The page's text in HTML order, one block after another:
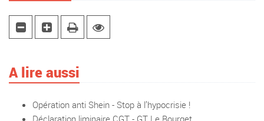
A lire aussi
Opération anti Shein - Stop à l’hypocrisie !
Déclaration liminaire CGT - GT Le Bourget